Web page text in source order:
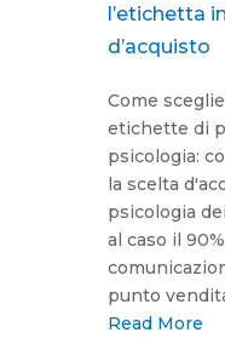
l’etichetta
d’acquisto
Come
etichette di
psicologia:
la scelta
psicologia
al caso il
punto
Read More